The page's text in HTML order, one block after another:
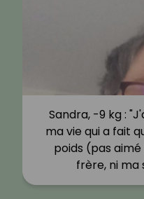
Sandra, -9 kg :
ma vie qui a fait
poids (pas
frère, ni ma